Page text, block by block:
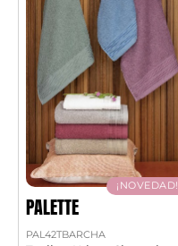
¡NOVEDAD!
PALETTE
PAL42TBARCHA